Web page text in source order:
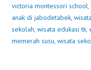
SCHOOL
KE
victoria montessori school,
anak di jabodetabek,
sekolah, wisata edukasi tk,
memerah susu, wisata